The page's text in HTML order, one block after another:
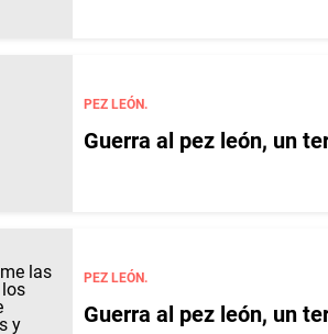
PEZ LEÓN.
Guerra al pez león, un
PEZ LEÓN.
Guerra al pez león, un